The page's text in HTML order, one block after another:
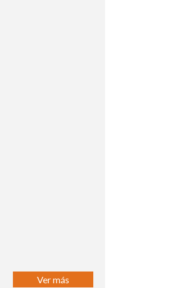
Ver más